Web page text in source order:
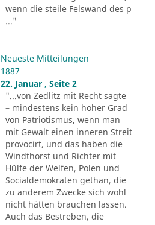
wenn die steile Felswand des p
..."
Neueste Mitteilungen
1887
22. Januar , Seite 2
"...von Zedlitz mit Recht sagte
– mindestens kein hoher Grad
von Patriotismus, wenn man
mit Gewalt einen inneren Streit
provocirt, und das haben die
Windthorst und Richter mit
Hülfe der Welfen, Polen und
Socialdemokraten gethan, die
zu anderem Zwecke sich wohl
nicht hätten brauchen lassen.
Auch das Bestreben, die